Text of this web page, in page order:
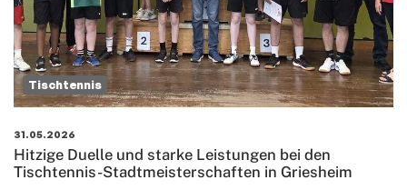
Tischtennis
31.05.2026
Hitzige Duelle und starke Leistungen bei den
Tischtennis-Stadtmeisterschaften in Griesheim